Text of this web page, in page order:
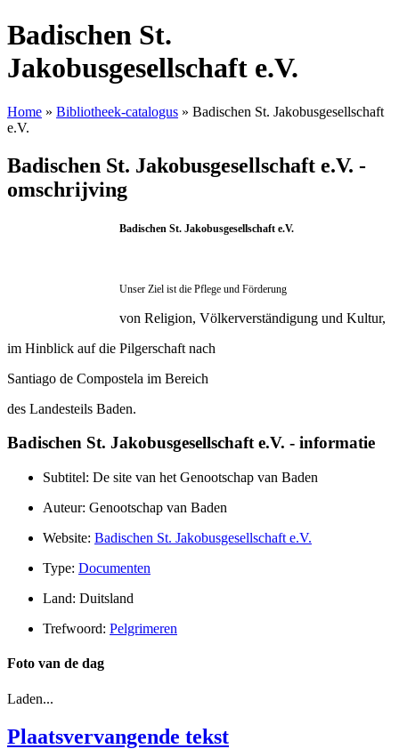
Badischen St.
Jakobusgesellschaft e.V.
Home » Bibliotheek-catalogus » Badischen St. Jakobusgesellschaft
e.V.
Badischen St. Jakobusgesellschaft e.V. -
omschrijving
Badischen St. Jakobusgesellschaft e.V.
Unser Ziel ist die Pflege und Förderung
von Religion, Völkerverständigung und Kultur,
im Hinblick auf die Pilgerschaft nach
Santiago de Compostela im Bereich
des Landesteils Baden.
Badischen St. Jakobusgesellschaft e.V. - informatie
Subtitel: De site van het Genootschap van Baden
Auteur: Genootschap van Baden
Website: Badischen St. Jakobusgesellschaft e.V.
Type: Documenten
Land: Duitsland
Trefwoord: Pelgrimeren
Foto van de dag
Laden...
Plaatsvervangende tekst